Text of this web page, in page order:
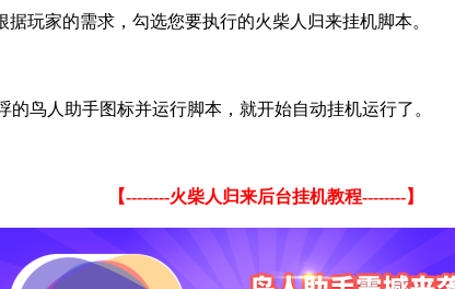
玩家的需求，勾选您要执行的火柴人归来挂机脚本。
鸟人助手图标并运行脚本，就开始自动挂机运行了。
【--------火柴人归来后台挂机教程--------】